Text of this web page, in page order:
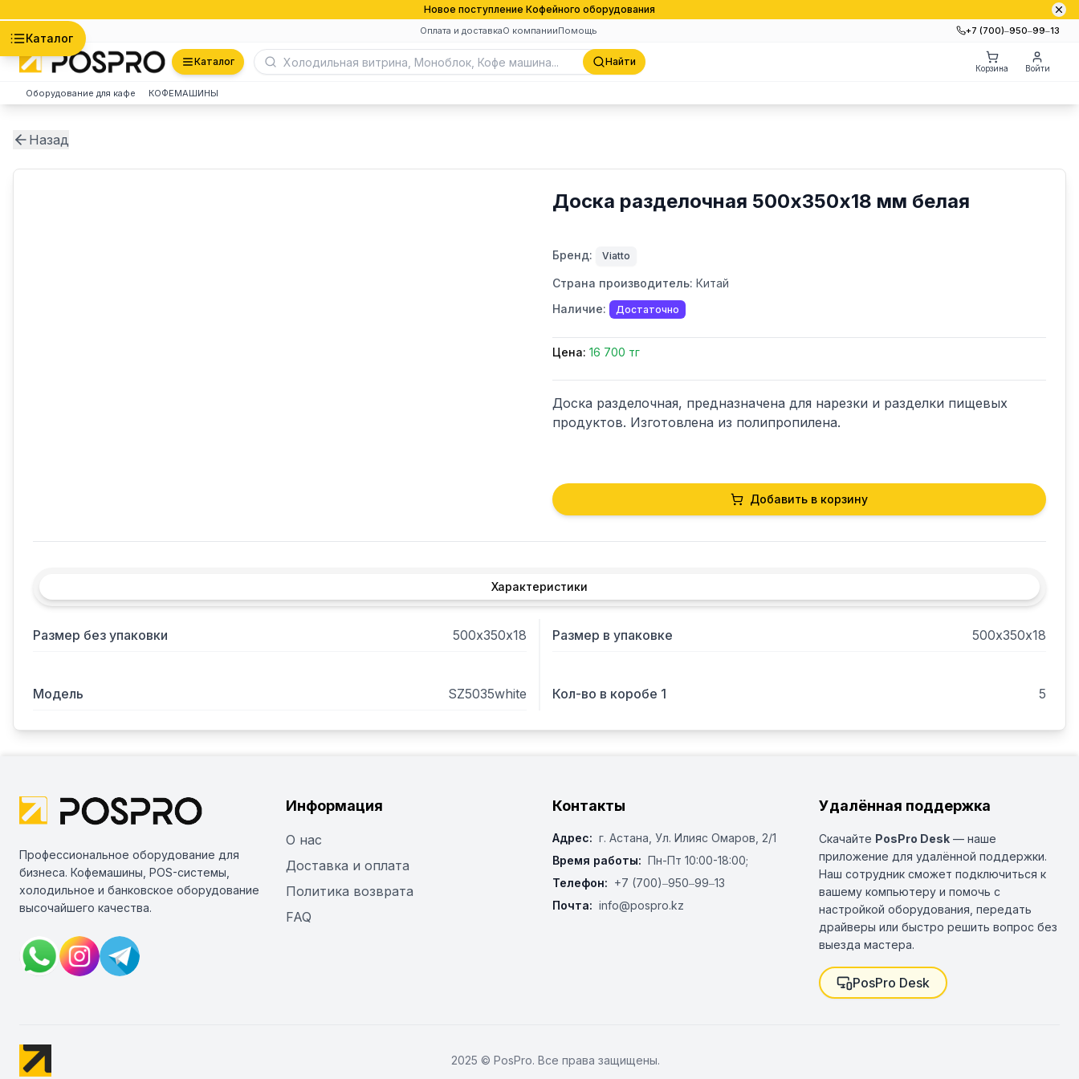
Новое поступление Кофейного оборудования
Оплата и доставкаО компанииПомощь +7 (700)‒950‒99‒13
Каталог
Каталог Найти
Корзина Войти
Оборудование для кафе КОФЕМАШИНЫ
Назад
Доска разделочная 500х350х18 мм белая
Бренд: Viatto
Страна производитель: Китай
Наличие:
Достаточно
Цена: 16 700 тг
Доска разделочная, предназначена для нарезки и разделки пищевых
продуктов. Изготовлена из полипропилена.
Добавить в корзину
Характеристики
Размер без упаковки 500х350х18 Размер в упаковке 500х350х18
Модель SZ5035white Кол-во в коробе 1 5
Профессиональное оборудование для
бизнеса. Кофемашины, POS-системы,
холодильное и банковское оборудование
высочайшего качества.
Информация
О нас
Доставка и оплата
Политика возврата
FAQ
Контакты
Адрес: г. Астана, ​Ул. Илияс Омаров, 2/1
Время работы: Пн-Пт 10:00-18:00;
Телефон: +7 (700)‒950‒99‒13
Почта: info@pospro.kz
Удалённая поддержка
Скачайте PosPro Desk — наше
приложение для удалённой поддержки.
Наш сотрудник сможет подключиться к
вашему компьютеру и помочь с
настройкой оборудования, передать
драйверы или быстро решить вопрос без
выезда мастера.
PosPro Desk
2025 © PosPro. Все права защищены.